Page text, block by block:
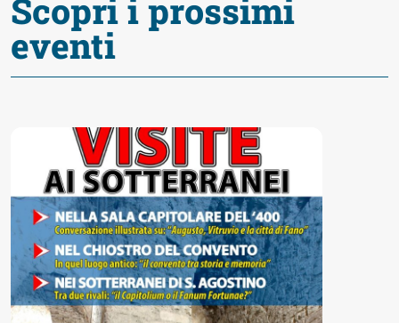
Enogastronomia
Informazioni
Guide
Fano
Accessibili
Scopri i prossimi
eventi